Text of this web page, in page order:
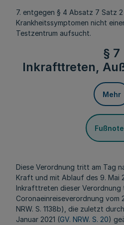
7. entgegen § 4 Absatz 7 Satz
Krankheitssymptomen nicht
Testzentrum aufsucht.
§ 7
Inkrafttreten,
Mehr
Diese Verordnung tritt am Tag
Kraft und mit Ablauf des 9. Mai
Inkrafttreten dieser
Coronaeinreiseverordnung vom
NRW. S. 1138b), die zuletzt
Januar 2021 (GV. NRW. S. 20)